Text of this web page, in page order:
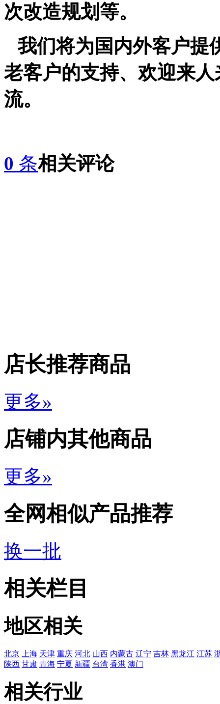
次改造规划等。
我们将为国内外客户提
老客户的支持、欢迎来
流。
0 条相关评论
店长推荐商品
更多»
店铺内其他商品
更多»
全网相似产品推荐
换一批
相关栏目
地区相关
北京 上海 天津 重庆 河北 山西 内蒙古 辽宁 吉林 黑龙江 江苏
陕西 甘肃 青海 宁夏 新疆 台湾 香港 澳门
相关行业